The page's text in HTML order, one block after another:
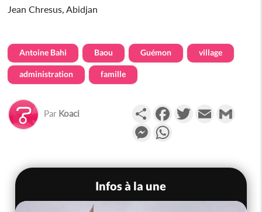
Jean Chresus, Abidjan
Antoine Bahi Baou Guémon village
administration famille
Par Koaci PartagerFacebookTwitterEmail
Messenger
Infos à la une